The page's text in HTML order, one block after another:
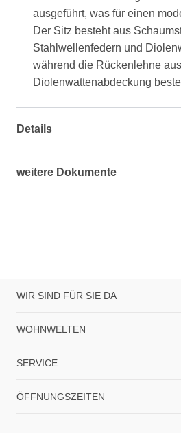
ausgeführt, was für einen
Der Sitz besteht aus
Stahlwellenfedern und
während die Rückenlehne
Diolenwattenabdeckung
Details
weitere Dokumente
WIR SIND FÜR SIE DA
WOHNWELTEN
SERVICE
ÖFFNUNGSZEITEN